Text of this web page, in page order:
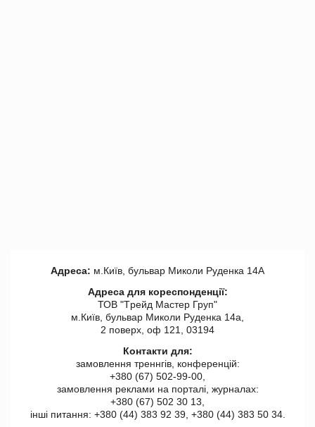
Адреса: м.Київ, бульвар Миколи Руденка 14А
Адреса для кореспонденції:
ТОВ "Tрейд Мастер Груп"
м.Київ, бульвар Миколи Руденка 14а,
2 поверх, оф 121, 03194
Контакти для:
замовлення треннгів, конференцій:
+380 (67) 502-99-00,
замовлення реклами на порталі, журналах:
+380 (67) 502 30 13,
інші питання: +380 (44) 383 92 39, +380 (44) 383 50 34.